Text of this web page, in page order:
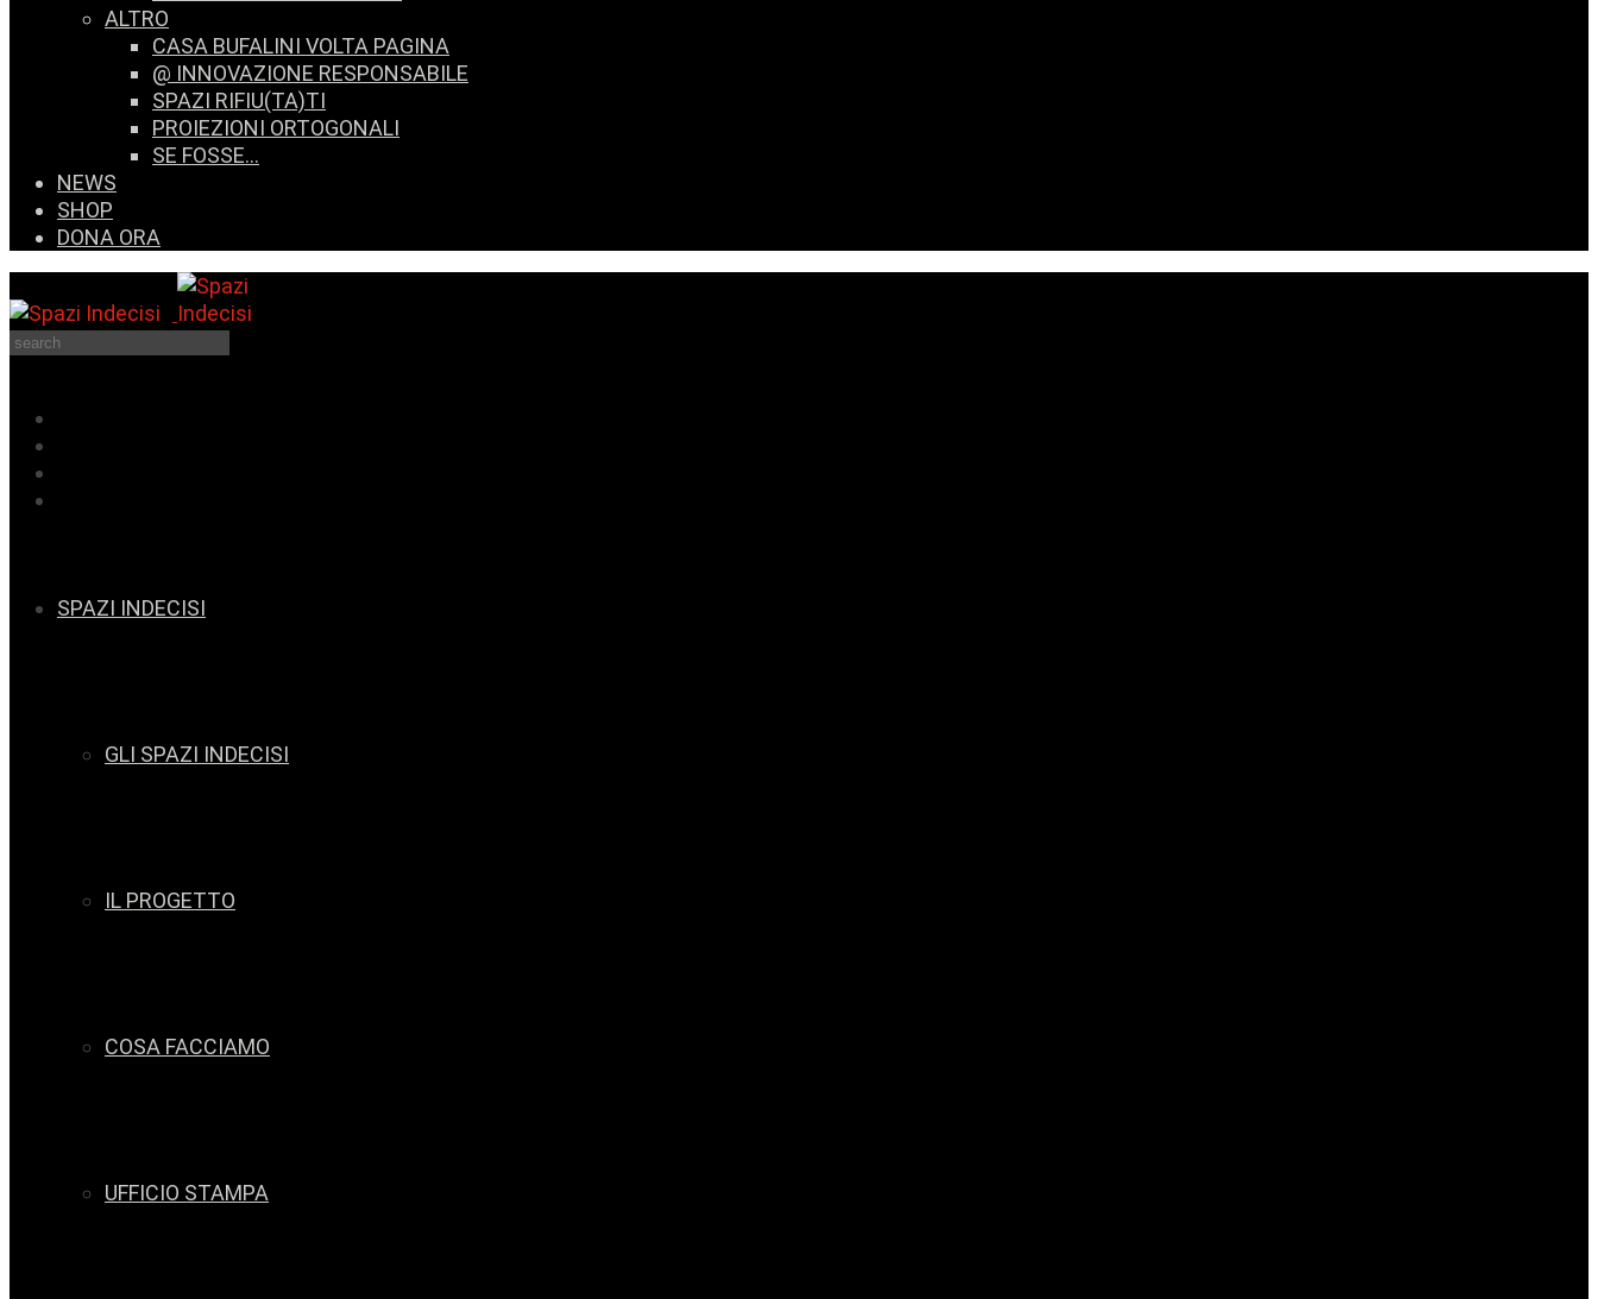
ALTRO
CASA BUFALINI VOLTA PAGINA
@ INNOVAZIONE RESPONSABILE
SPAZI RIFIU(TA)TI
PROIEZIONI ORTOGONALI
SE FOSSE…
NEWS
SHOP
DONA ORA
SPAZI INDECISI
GLI SPAZI INDECISI
IL PROGETTO
COSA FACCIAMO
UFFICIO STAMPA